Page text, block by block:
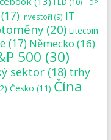
HDP
investoři (9) IT
(20) Litecoin
(17) Německo (16)
500 (30)
sektor(18) trhy
Česko (11) Čína